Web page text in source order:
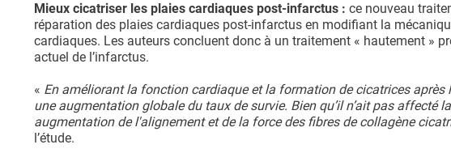
Mieux cicatriser les plaies cardiaques post-infarctus : ce nouveau
réparation des plaies cardiaques post-infarctus en modifiant la
cardiaques. Les auteurs concluent donc à un traitement « hautement »
actuel de l’infarctus.
« En améliorant la fonction cardiaque et la formation de cicatrices après
une augmentation globale du taux de survie. Bien qu’il n’ait pas
augmentation de l'alignement et de la force des fibres de collagène
l’étude.